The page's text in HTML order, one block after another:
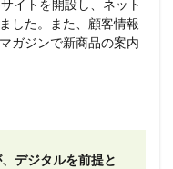
イトを開設し、ネット
した。また、顧客情報
ガジンで新商品の案内
デジタルを前提と